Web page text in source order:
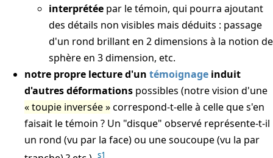
interprétée par le témoin, qui pourra ajoutant
des détails non visibles mais déduits : passage
d'un rond brillant en 2 dimensions à la notion de
sphère en 3 dimension, etc.
notre propre lecture d'un témoignage induit
d'autres déformations possibles (notre vision d'une
toupie inversée
correspond-t-elle à celle que s'en
faisait le témoin ? Un "disque" observé représente-t-il
un rond (vu par la face) ou une soucoupe (vu la par
s1